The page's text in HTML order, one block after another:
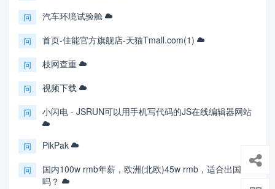
问 汽车环境试验舱
问 首页-佳能官方旗舰店-天猫Tmall.com(1)
问 枝网查重
问 视频下载
问 小闪电 - JSRUN可以用手机写代码的JS在线编辑器网站
问 PikPak
问
国内100w rmb年薪，欧洲(北欧)45w rmb，适合出国
吗？